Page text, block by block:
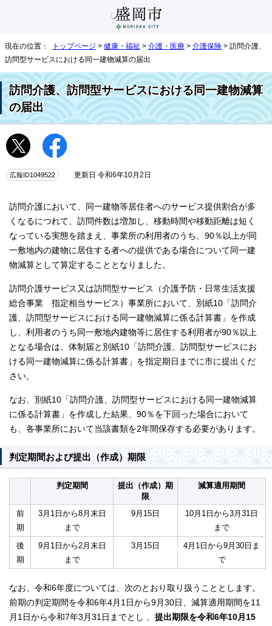
現在の位置： トップページ > 健康・福祉 > 介護・医療 > 介護保険 > 訪問介護、
訪問型サービスにおける同一建物減算の届出
訪問介護、訪問型サービスにおける同一建物減算
の届出
広報ID1049522 更新日 令和6年10月2日
訪問介護において、同一建物等居住者へのサービス提供割合が多
くなるにつれて、訪問件数は増加し、移動時間や移動距離は短く
なっている実態を踏まえ、事業所の利用者のうち、90％以上が同
一敷地内の建物に居住する者への提供である場合について同一建
物減算として算定することとなりました。
訪問介護サービス又は訪問型サービス（介護予防・日常生活支援
総合事業 指定相当サービス）事業所において、別紙10「訪問介
護、訪問型サービスにおける同一建物減算に係る計算書」を作成
し、利用者のうち同一敷地内建物等に居住する利用者が90％以上
となる場合は、体制届と別紙10「訪問介護、訪問型サービスにお
ける同一建物減算に係る計算書」を指定期日までに市に提出くだ
さい。
なお、別紙10「訪問介護、訪問型サービスにおける同一建物減算
に係る計算書」を作成した結果、90％を下回った場合において
も、各事業所において当該書類を2年間保存する必要があります。
判定期間および提出（作成）期限
判定期間
提出（作成）期
限
減算適用期間
前
期
3月1日から8月末日
まで
9月15日
10月1日から3月31日
まで
後
期
9月1日から2月末日
まで
3月15日
4月1日から9月30日ま
で
なお、令和6年度については、次のとおり取り扱うこととします。
前期の判定期間を令和6年4月1日から9月30日、減算適用期間を11
月1日から令和7年3月31日までとし 、 提出期限を令和6年10月15